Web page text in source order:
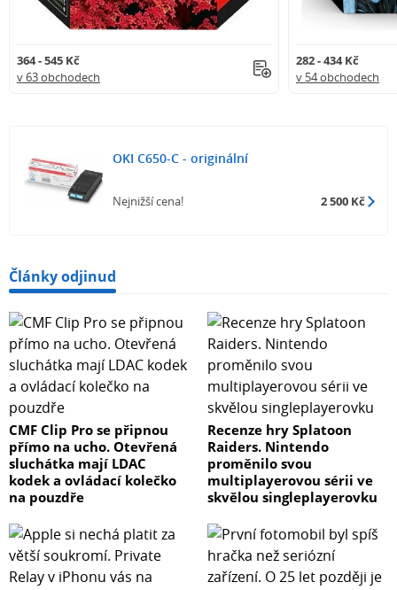
364 - 545 Kč
v 63 obchodech
282 - 434 Kč
v 54 obchodech
OKI C650-C - originální
Nejnižší cena! 2 500 Kč
Články odjinud
CMF Clip Pro se připnou
přímo na ucho. Otevřená
sluchátka mají LDAC
kodek a ovládací kolečko
na pouzdře
Recenze hry Splatoon
Raiders. Nintendo
proměnilo svou
multiplayerovou sérii ve
skvělou singleplayerovku